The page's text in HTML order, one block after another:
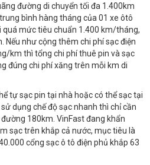
đường di chuyển tối đa 1.400km
bình hàng tháng của 01 xe ôtô
mức tiêu chuẩn 1.400 km/tháng,
Nếu như cộng thêm chi phí sạc điện
km thì tổng chi phí thuê pin và sạc
đúng chi phí xăng trên mỗi km di
tự sạc pin tại nhà hoặc có thể sạc tại
dụng chế độ sạc nhanh thì chỉ cần
180km. VinFast đang khẩn
sạc trên khắp cả nước, mục tiêu là
cổng sạc ô tô điện phủ khắp 63